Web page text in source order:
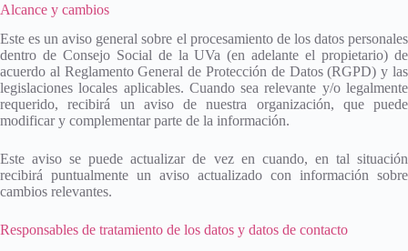
Alcance y cambios
Este es un aviso general sobre el procesamiento de los datos personales
dentro de Consejo Social de la UVa (en adelante el propietario) de
acuerdo al Reglamento General de Protección de Datos (RGPD) y las
legislaciones locales aplicables. Cuando sea relevante y/o legalmente
requerido, recibirá un aviso de nuestra organización, que puede
modificar y complementar parte de la información.
Este aviso se puede actualizar de vez en cuando, en tal situación
recibirá puntualmente un aviso actualizado con información sobre
cambios relevantes.
Responsables de tratamiento de los datos y datos de contacto